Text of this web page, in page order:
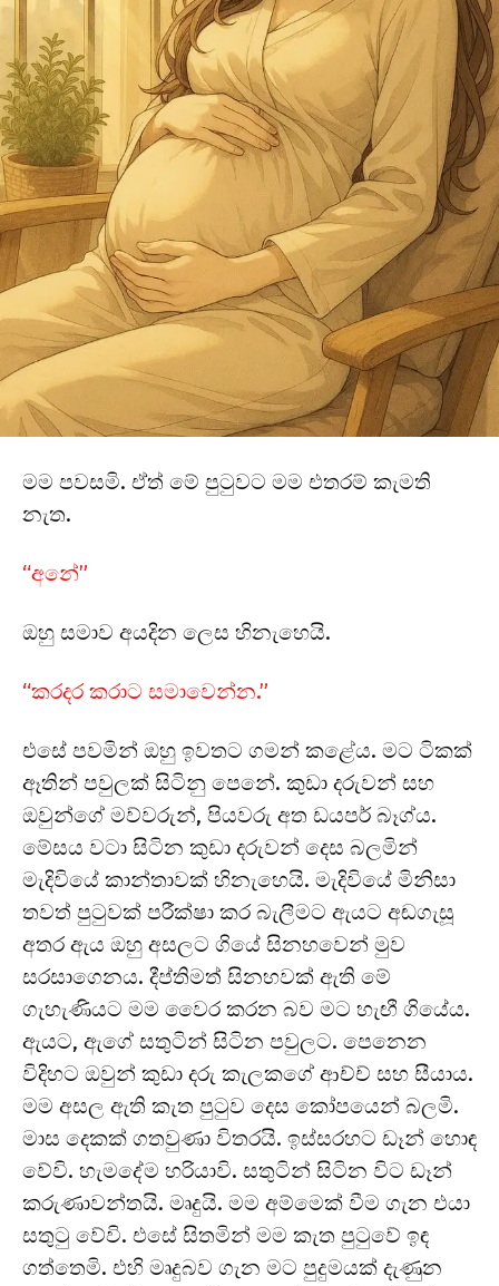
මම පවසමි. ඒත් මේ පුටුවට මම එතරම් කැමති
නැත.
“අනේ”
ඔහු සමාව අයදින ලෙස හිනැහෙයි.
“කරදර කරාට සමාවෙන්න.”
එසේ පවමින් ඔහු ඉවතට ගමන් කළේය. මට ටිකක්
ඈතින් පවුලක් සිටිනු පෙනේ. කුඩා දරුවන් සහ
ඔවුන්ගේ මව්වරුන්, පියවරු අත ඩයපර් බෑග්ය.
මේසය වටා සිටින කුඩා දරුවන් දෙස බලමින්
මැදිවියේ කාන්තාවක් හිනැහෙයි. මැදිවියේ මිනිසා
තවත් පුටුවක් පරීක්ෂා කර බැලීමට ඇයට අඬගැසූ
අතර ඇය ඔහු අසලට ගියේ සිනහවෙන් මුව
සරසාගෙනය. දීප්තිමත් සිනහවක් ඇති මේ
ගැහැණියට මම වෛර කරන බව මට හැඟී ගියේය.
ඇයට, ඇගේ සතුටින් සිටින පවුලට. පෙනෙන
විදිහට ඔවුන් කුඩා දරු කැලකගේ ආච්ච් සහ සීයාය.
මම අසල ඇති කැත පුටුව දෙස කෝපයෙන් බලමි.
මාස දෙකක් ගතවුණා විතරයි. ඉස්සරහට ඩෑන් හොඳ
වේවි. හැමදේම හරියාවි. සතුටින් සිටින විට ඩෑන්
කරුණාවන්තයි. මෘදුයි. මම අම්මෙක් වීම ගැන එයා
සතුටු වේවි. එසේ සිතමින් මම කැත පුටුවේ ඉඳ
ගත්තෙමි. එහි මෘදුබව ගැන මට පුදුමයක් දැණුන